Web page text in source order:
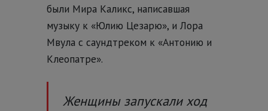
были Мира Каликс, написавшая
музыку к «Юлию Цезарю», и Лора
Мвула с саундтреком к «Антонию и
Клеопатре».
Женщины запускали ход